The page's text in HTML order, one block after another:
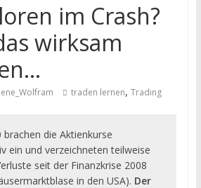
im Crash?
wirksam
traden lernen, Trading
brachen die Aktienkurse
ein und verzeichneten teilweise
seit der Finanzkrise 2008
in den USA). Der